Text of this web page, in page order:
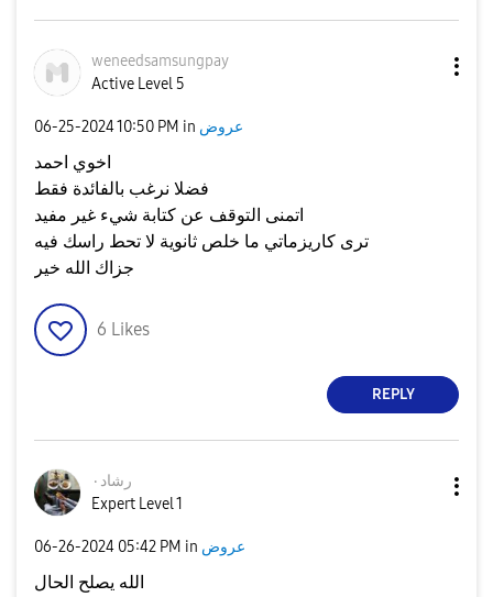
weneedsamsungpay
Active Level 5
‎06-25-202410:50 PM in عروض
اخوي احمد
فضلا نرغب بالفائدة فقط
اتمنى التوقف عن كتابة شيء غير مفيد
ترى كاريزماتي ما خلص ثانوية لا تحط راسك فيه
جزاك الله خير
6 Likes
REPLY
رشاد٠
Expert Level 1
‎06-26-2024 05:42 PM in عروض
الله يصلح الحال